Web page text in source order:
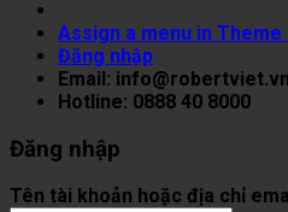
Assign a menu in Theme
Đăng nhập
Email: info@robertviet.vn
Hotline: 0888 40 8000
Đăng nhập
Tên tài khoản hoặc địa chỉ